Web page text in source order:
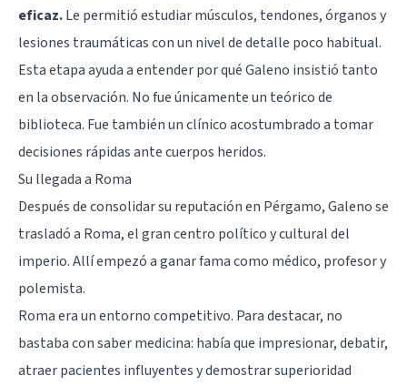
eficaz.Le permitió estudiar músculos, tendones, órganos y
lesiones traumáticas con un nivel de detalle poco habitual.
Esta etapa ayuda a entender por qué Galeno insistió tanto
en la observación. No fue únicamente un teórico de
biblioteca. Fue también un clínico acostumbrado a tomar
decisiones rápidas ante cuerpos heridos.
Su llegada a Roma
Después de consolidar su reputación en Pérgamo, Galeno se
trasladó a Roma, el gran centro político y cultural del
imperio. Allí empezó a ganar fama como médico, profesor y
polemista.
Roma era un entorno competitivo. Para destacar, no
bastaba con saber medicina: había que impresionar, debatir,
atraer pacientes influyentes y demostrar superioridad